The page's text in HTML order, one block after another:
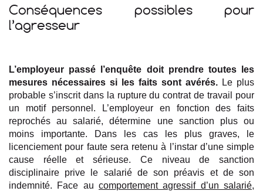
Conséquences possibles pour
l’agresseur
L’employeur passé l’enquête doit prendre toutes les
mesures nécessaires si les faits sont avérés. Le plus
probable s’inscrit dans la rupture du contrat de travail pour
un motif personnel. L’employeur en fonction des faits
reprochés au salarié, détermine une sanction plus ou
moins importante. Dans les cas les plus graves, le
licenciement pour faute sera retenu à l’instar d’une simple
cause réelle et sérieuse. Ce niveau de sanction
disciplinaire prive le salarié de son préavis et de son
indemnité. Face au comportement agressif d’un salarié,